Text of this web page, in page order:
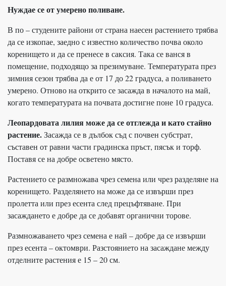
Нуждае се от умерено поливане.
В по – студените райони от страна наесен растението трябва
да се изкопае, заедно с известно количество почва около
коренището и да се пренесе в саксия. Така се ванся в
помещение, подходящо за презимуване. Температурата през
зимния сезон трябва да е от 17 до 22 градуса, а поливането
умерено. Отново на открито се засажда в началото на май,
когато температурата на почвата достигне поне 10 градуса.
Леопардовата лилия може да се отглежда и като стайно
растение.Засажда се в дълбок съд с почвен субстрат,
съставен от равни части градинска пръст, пясък и торф.
Поставя се на добре осветено място.
Растението се размножава чрез семена или чрез разделяне на
коренището. Разделянето на може да се извърши през
пролетта или през есента след прецъфтяване. При
засаждането е добре да се добавят органични торове.
Размножаването чрез семена е най – добре да се извърши
през есента – октомври. Разстоянието на засаждане между
отделните растения е 15 – 20 см.